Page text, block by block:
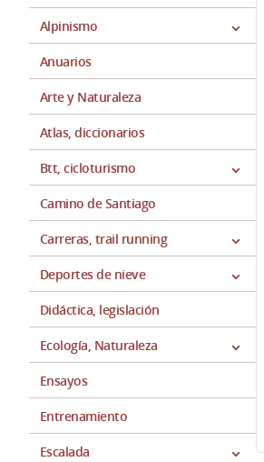
Alpinismo
Anuarios
Arte y Naturaleza
Atlas, diccionarios
Btt, cicloturismo
Camino de Santiago
Carreras, trail running
Deportes de nieve
Didáctica, legislación
Ecología, Naturaleza
Ensayos
Entrenamiento
Escalada